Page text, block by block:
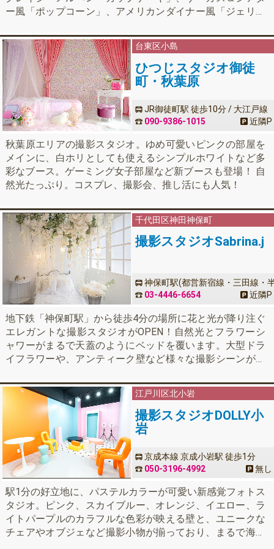
ー風「ポップコーン」、アメリカンダイナー風「ジェリー
ディ」、シャビーナチュラルな「メレンゲクッキー」、イ
ンダストリアルな「ビターキャラメル」。異なるテーマで
彩られた空間が揃っています。
台東区小島
ひつじスタジオ御徒
町・秋葉原
JR御徒町駅 徒歩10分 / 大江戸線
新御徒町駅 徒歩1分
近隣P
090-9386-1015
秋葉原エリアの撮影スタジオ。ゆめ可愛いピンクの部屋を
メインに、白ホリとしても使えるシンプルホワイトなど多
彩なブース。ゲーミング女子部屋など新ブースも登場！ 自
然光たっぷり。コスプレ、撮影会、推し活にも人気！
千代田区神田神保町
撮影スタジオSabrina.j
神保町駅(都営新宿線・三田線・
蔵門線) A4出口 徒歩4分
近隣P
03-4446-6654
地下鉄「神保町駅」から徒歩4分の場所に花と光が降り注ぐ
エレガントな撮影スタジオがOPEN！自然光とフラワーシ
ャワーがまるで天蓋のようにベッドを覆います。大型ドラ
イフラワーや、アンティーク壁など様々な撮影シーンが楽
わせてお楽しみください。午後からはたっぷりの自然光。
ポートレート、コスプレ撮影、記念写真、動画など様々な
撮影用途にご利用ください。
江戸川区北小岩
撮影スタジオDOLLY小
岩
京成本線 京成小岩駅 徒歩1分
無し
050-3196-4992
駅1分の好立地に、パステルカラーが可愛い新感覚フォトス
タジオ。ピンク、スカイブルー、オレンジ、イエロー、ラ
イトパープルのカラフルな色彩が映える壁と、ユニークな
チェアやオブジェなど撮影小物が揃っており、まるで海外